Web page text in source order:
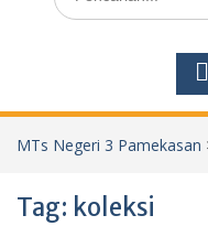
for:
MTs Negeri 3 Pamekasan
Tag: koleksi